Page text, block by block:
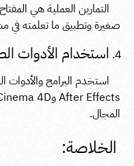
التمارين العملية هي
صغيرة وتطبيق ما تعلمته في
استخدام الأدوات
المجال.
الخلاصة: